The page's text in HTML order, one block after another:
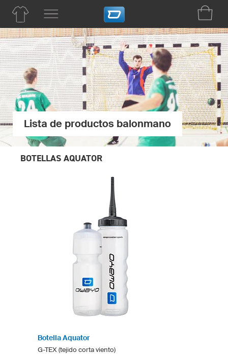
Lista de productos balonmano
BOTELLAS AQUATOR
Botella Aquator
G-TEX (tejido corta viento)